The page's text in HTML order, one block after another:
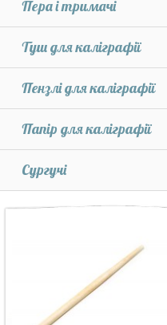
Пера і тримачі
Туш для каліграфії
Пензлі для каліграфії
Папір для каліграфії
Сургучі